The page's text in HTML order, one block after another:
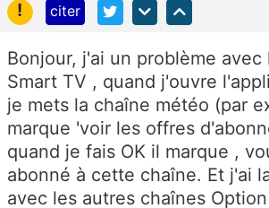
!
citer
Bonjour, j'ai un problème avec
Smart TV , quand j'ouvre
je mets la chaîne météo (par
marque 'voir les offres
quand je fais OK il marque ,
abonné à cette chaîne. Et j'ai
avec les autres chaînes